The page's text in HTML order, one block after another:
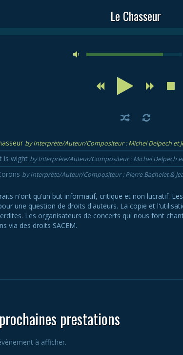
Le Chasseur
by Interprète/Auteur/Compositeur : Michel Delpech et
is wight by Interprète/Auteur/Compositeur : Michel Delpech
by Interprète/Auteur/Compositeur : Pierre Bachelet &
n'ont qu'un but informatif, critique et non lucratif.
une question de droits d'auteurs. La copie et
Les organisateurs de concerts qui nous font
via des droits SACEM.
prestations
à afficher.